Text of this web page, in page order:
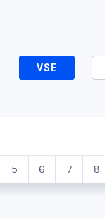
VSE
5 6 7 8